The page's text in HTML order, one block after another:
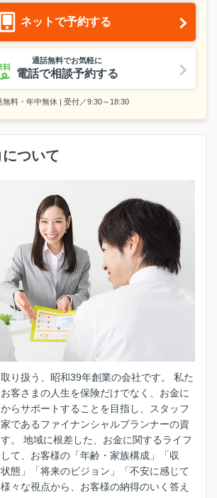
ネットで予約する
通話無料でお気軽に
電話で相談予約する
無料・年中無休 | 受付／9:30～18:30
ついて
り扱う、昭和39年創業の会社です。 私た
客さまの人生を保険だけでなく、お金に
らサポートすることを目指し、スタッフ
であるファイナンシャルプランナーの資
。 地域に根差した、お金に関するライフ
て、お客様の「年齢・家族構成」「収
態」「将来のビジョン」「不安に感じて
々な視点から、お客様の納得のいく答え